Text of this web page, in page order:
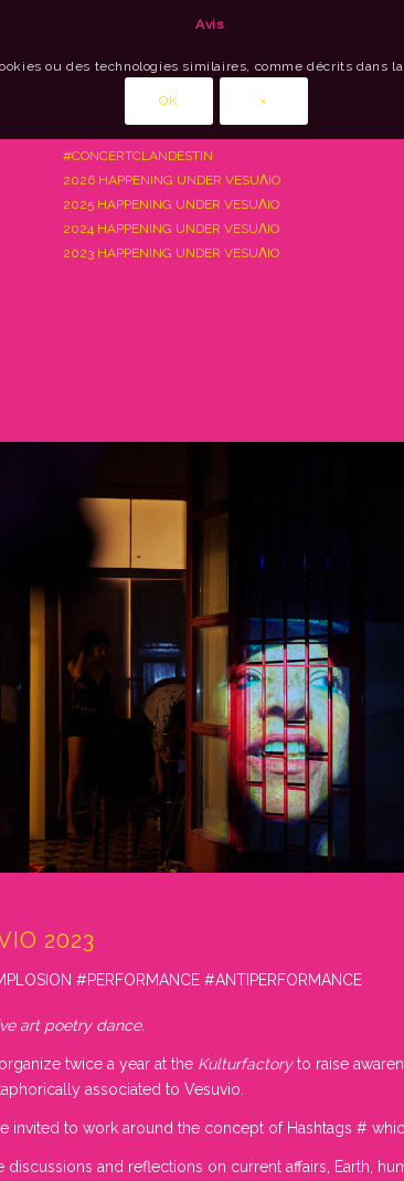
#CONCERTCLANDESTIN
2026 HAPPENING UNDER VESUΛIO
2025 HAPPENING UNDER VESUΛIO
2024 HAPPENING UNDER VESUΛIO
2023 HAPPENING UNDER VESUΛIO
2023
#PERFORMANCE #ANTIPERFORMANCE
art poetry dance.
twice a year at the Kulturfactoryto raise
associated to Vesuvio.
invited to work around the concept of Hashtags #
and reflections on current affairs, Earth,
Avis
ou des technologies similaires, comme décrits dans la
OK ×